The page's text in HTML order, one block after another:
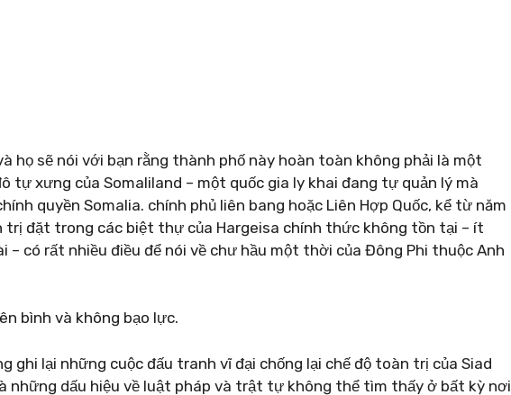
họ sẽ nói với bạn rằng thành phố này hoàn toàn không phải là một
tự xưng của Somaliland – một quốc gia ly khai đang tự quản lý mà
quyền Somalia. chính phủ liên bang hoặc Liên Hợp Quốc, kể từ năm
trị đặt trong các biệt thự của Hargeisa chính thức không tồn tại – ít
có rất nhiều điều để nói về chư hầu một thời của Đông Phi thuộc Anh
bình và không bạo lực.
ghi lại những cuộc đấu tranh vĩ đại chống lại chế độ toàn trị của Siad
những dấu hiệu về luật pháp và trật tự không thể tìm thấy ở bất kỳ nơi